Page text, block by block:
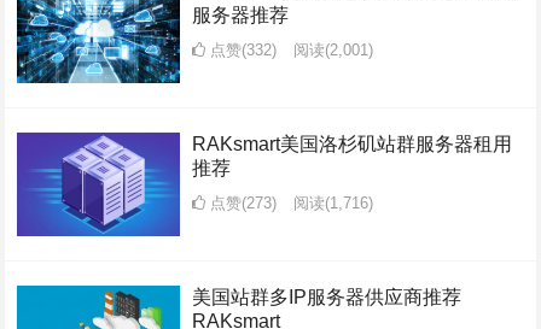
服务器推荐
点赞(332) 阅读(2,001)
RAKsmart美国洛杉矶站群服务器租用
推荐
点赞(273) 阅读(1,716)
美国站群多IP服务器供应商推荐
RAKsmart